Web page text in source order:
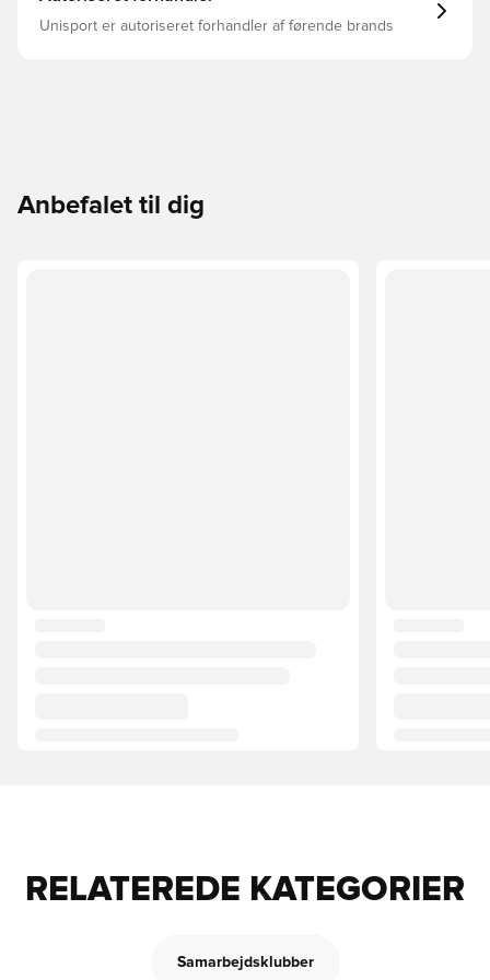
Unisport er autoriseret forhandler af førende brands
Anbefalet til dig
RELATEREDE KATEGORIER
Samarbejdsklubber